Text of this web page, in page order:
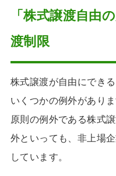
「株式譲渡自由
渡制限
株式譲渡が自由にでき
いくつかの例外があり
原則の例外である株式
外といっても、非上場
しています。